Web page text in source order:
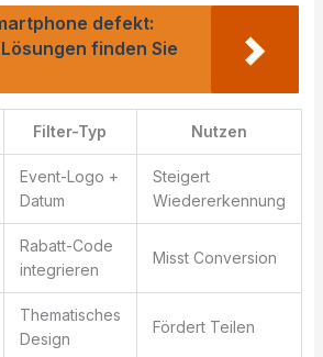
defekt:
finden Sie
Filter-Typ Nutzen
Event-Logo +
Datum
Steigert
Wiedererkennung
Rabatt-Code
integrieren
Misst Conversion
Thematisches
Design
Fördert Teilen